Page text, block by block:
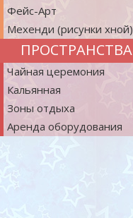
ПРОСТРАНСТВА
Фейс-Арт
Мехенди (рисунки хной)
Чайная церемония
Кальянная
Зоны отдыха
Аренда оборудования